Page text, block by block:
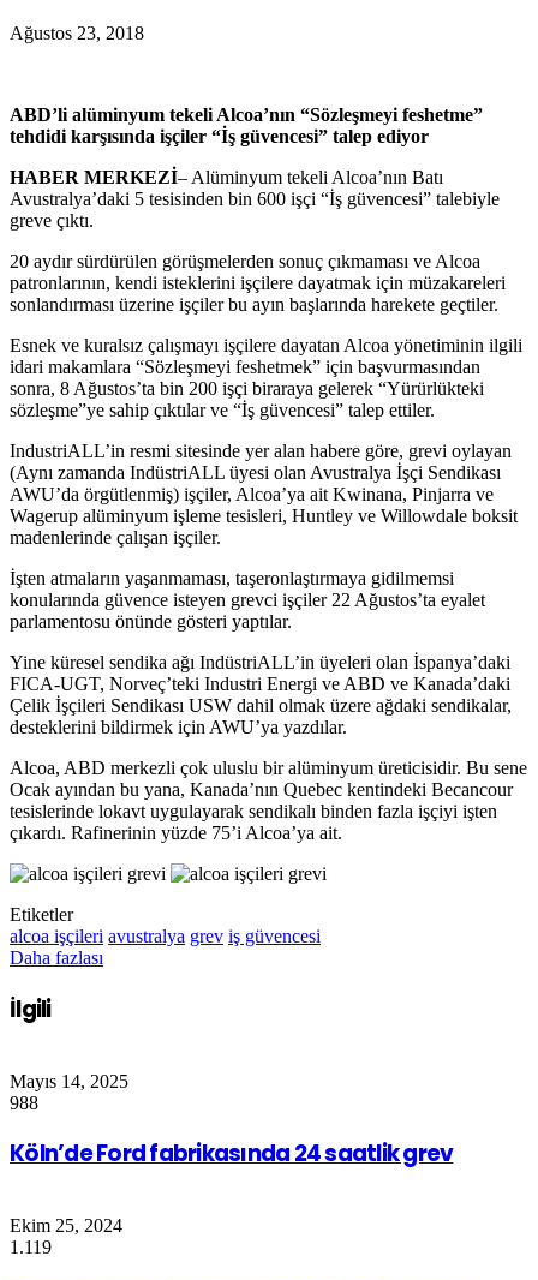
Ağustos 23, 2018
ABD’li alüminyum tekeli Alcoa’nın “Sözleşmeyi feshetme”
tehdidi karşısında işçiler “İş güvencesi” talep ediyor
HABER MERKEZİ– Alüminyum tekeli Alcoa’nın Batı
Avustralya’daki 5 tesisinden bin 600 işçi “İş güvencesi” talebiyle
greve çıktı.
20 aydır sürdürülen görüşmelerden sonuç çıkmaması ve Alcoa
patronlarının, kendi isteklerini işçilere dayatmak için müzakareleri
sonlandırması üzerine işçiler bu ayın başlarında harekete geçtiler.
Esnek ve kuralsız çalışmayı işçilere dayatan Alcoa yönetiminin ilgili
idari makamlara “Sözleşmeyi feshetmek” için başvurmasından
sonra, 8 Ağustos’ta bin 200 işçi biraraya gelerek “Yürürlükteki
sözleşme”ye sahip çıktılar ve “İş güvencesi” talep ettiler.
IndustriALL’in resmi sitesinde yer alan habere göre, grevi oylayan
(Aynı zamanda IndüstriALL üyesi olan Avustralya İşçi Sendikası
AWU’da örgütlenmiş) işçiler, Alcoa’ya ait Kwinana, Pinjarra ve
Wagerup alüminyum işleme tesisleri, Huntley ve Willowdale boksit
madenlerinde çalışan işçiler.
İşten atmaların yaşanmaması, taşeronlaştırmaya gidilmemsi
konularında güvence isteyen grevci işçiler 22 Ağustos’ta eyalet
parlamentosu önünde gösteri yaptılar.
Yine küresel sendika ağı IndüstriALL’in üyeleri olan İspanya’daki
FICA-UGT, Norveç’teki Industri Energi ve ABD ve Kanada’daki
Çelik İşçileri Sendikası USW dahil olmak üzere ağdaki sendikalar,
desteklerini bildirmek için AWU’ya yazdılar.
Alcoa, ABD merkezli çok uluslu bir alüminyum üreticisidir. Bu sene
Ocak ayından bu yana, Kanada’nın Quebec kentindeki Becancour
tesislerinde lokavt uygulayarak sendikalı binden fazla işçiyi işten
çıkardı. Rafinerinin yüzde 75’i Alcoa’ya ait.
Etiketler
alcoa işçileri avustralya grev iş güvencesi
Daha fazlası
İlgili
Mayıs 14, 2025
988
Köln’de Ford fabrikasında 24 saatlik grev
Ekim 25, 2024
1.119